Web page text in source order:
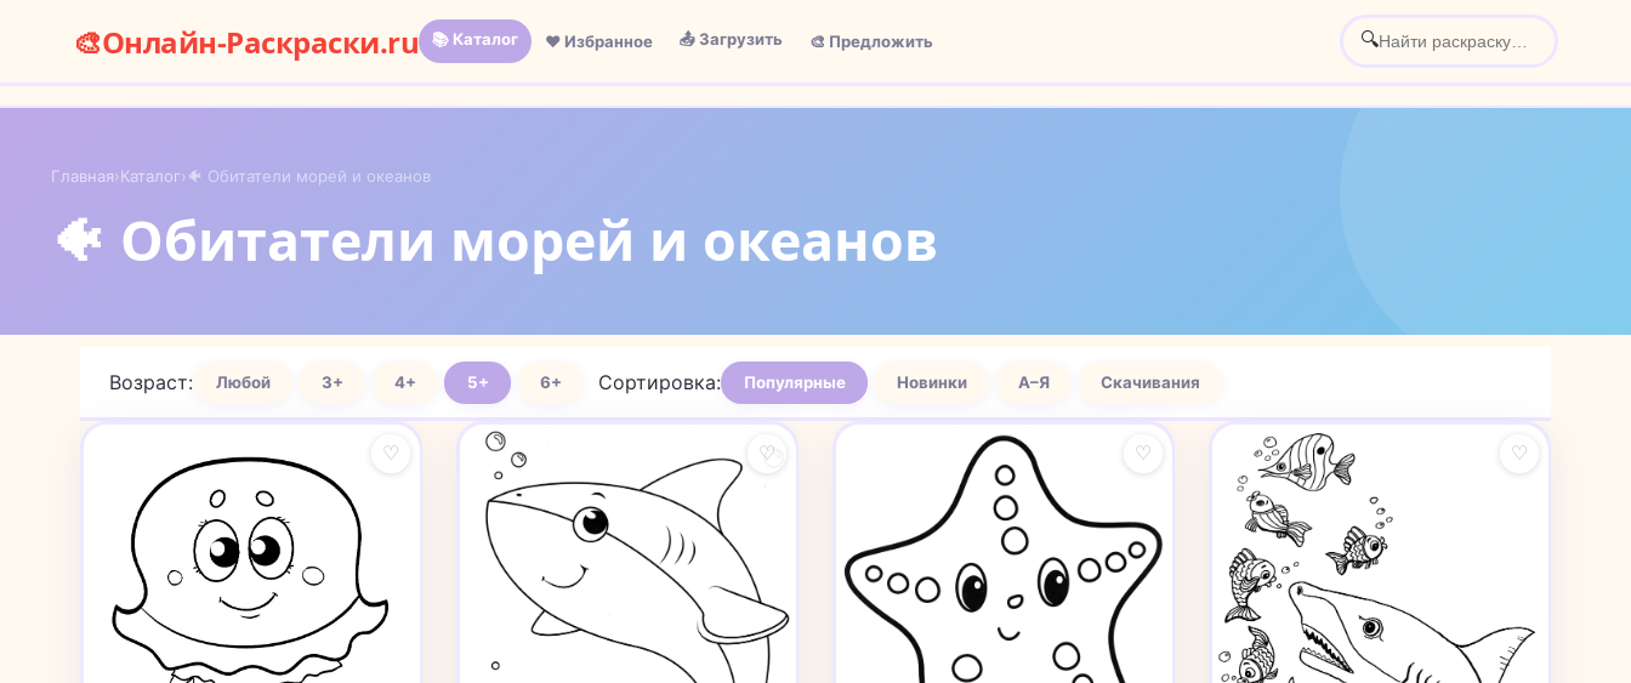
🎨Онлайн-Раскраски.ru 📚 Каталог ❤️ Избранное 📤 Загрузить 🎨 Предложить 🔍
Главная›Каталог› 🐠 Обитатели морей и океанов
🐠 Обитатели морей и океанов
Возраст: Любой 3+ 4+ 5+ 6+ Сортировка: Популярные Новинки А–Я Скачивания
♡ ♡ ♡ ♡